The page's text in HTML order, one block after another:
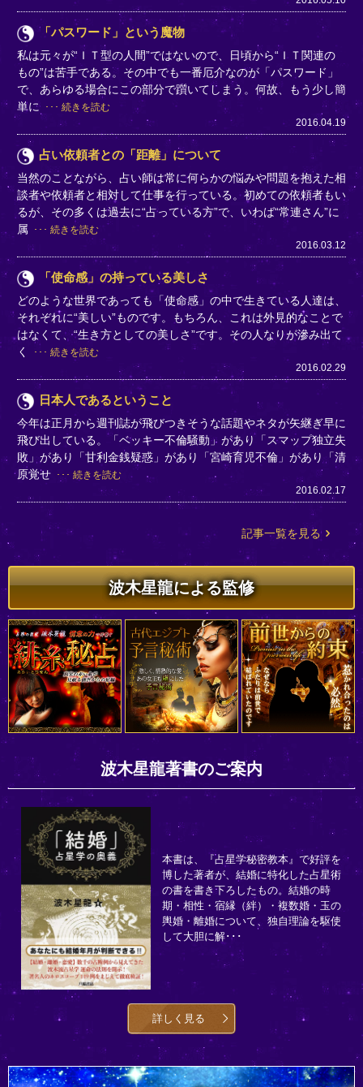
「パスワード」という魔物
私は元々が“ＩＴ型の人間”ではないので、日頃から“ＩＴ関連の
もの”は苦手である。その中でも一番厄介なのが「パスワード」
で、あらゆる場合にこの部分で躓いてしまう。何故、もう少し簡
単に
続きを読む
2016.04.19
占い依頼者との「距離」について
当然のことながら、占い師は常に何らかの悩みや問題を抱えた相
談者や依頼者と相対して仕事を行っている。初めての依頼者もい
るが、その多くは過去に“占っている方”で、いわば“常連さん”に
属
続きを読む
2016.03.12
「使命感」の持っている美しさ
どのような世界であっても「使命感」の中で生きている人達は、
それぞれに“美しい”ものです。もちろん、これは外見的なことで
はなくて、“生き方としての美しさ”です。その人なりが滲み出て
く
続きを読む
2016.02.29
日本人であるということ
今年は正月から週刊誌が飛びつきそうな話題やネタが矢継ぎ早に
飛び出している。「ベッキー不倫騒動」があり「スマップ独立失
敗」があり「甘利金銭疑惑」があり「宮崎育児不倫」があり「清
原覚せ
続きを読む
2016.02.17
記事一覧を見る
波木星龍による監修
波木星龍著書のご案内
本書は、『占星学秘密教本』で好評を
博した著者が、結婚に特化した占星術
の書を書き下ろしたもの。結婚の時
期・相性・宿縁（絆）・複数婚・玉の
輿婚・離婚について、独自理論を駆使
して大胆に解･･･
詳しく見る